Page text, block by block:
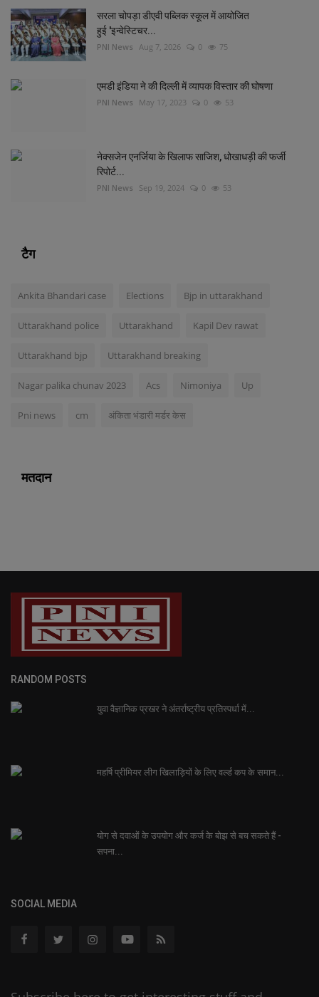
सरला चोपड़ा डीएवी पब्लिक स्कूल में आयोजित
हुई 'इन्वेस्टिचर...
PNI News Aug 7, 2026 0 75
एमडी इंडिया ने की दिल्‍ली में व्‍यापक विस्‍तार की घोषणा
PNI News May 17, 2023 0 53
नेक्सजेन एनर्जिया के खिलाफ साजिश, धोखाधड़ी की फर्जी
रिपोर्ट...
PNI News Sep 19, 2024 0 53
टैग
Ankita Bhandari case Elections Bjp in uttarakhand
Uttarakhand police Uttarakhand Kapil Dev rawat
Uttarakhand bjp Uttarakhand breaking
Nagar palika chunav 2023 Acs Nimoniya Up
Pni news cm अंकिता भंडारी मर्डर केस
मतदान
RANDOM POSTS
युवा वैज्ञानिक प्रखर ने अंतर्राष्ट्रीय प्रतिस्पर्धा में...
महर्षि प्रीमियर लीग खिलाड़ियों के लिए वर्ल्ड कप के समान...
योग से दवाओं के उपयोग और कर्ज के बोझ से बच सकते हैं -
सपना...
SOCIAL MEDIA